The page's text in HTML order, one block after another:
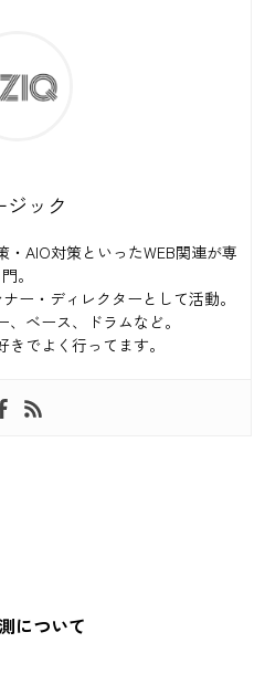
ジック
・AIO対策といったWEB関連が専
門。
ー・ディレクターとして活動。
ベース、ドラムなど。
でよく行ってます。
について